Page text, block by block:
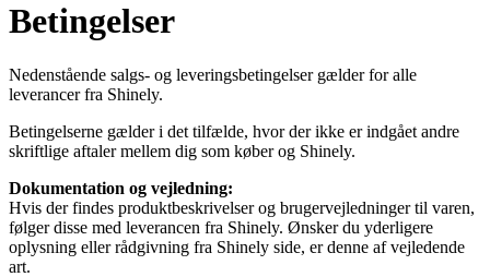
Betingelser
Nedenstående salgs- og leveringsbetingelser gælder for alle
leverancer fra Shinely.
Betingelserne gælder i det tilfælde, hvor der ikke er indgået andre
skriftlige aftaler mellem dig som køber og Shinely.
Dokumentation og vejledning:
Hvis der findes produktbeskrivelser og brugervejledninger til varen,
følger disse med leverancen fra Shinely. Ønsker du yderligere
oplysning eller rådgivning fra Shinely side, er denne af vejledende
art.